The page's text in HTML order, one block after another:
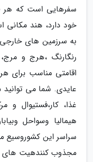
سفرهایی است که هر
خود دارد، هند
به سرزمین های
رنگارنگ ،هرج و
اقامتی مناسب برای
عایدی. شما می
غذا، کار،فستیوال
هیمالیا وسواحل
سراسر این کشوروسیع
مجذوب کنندهیت های